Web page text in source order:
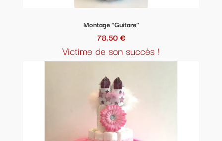
Montage "Guitare"
78.50 €
Victime de son succès !